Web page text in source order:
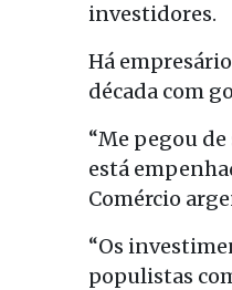
investidores.
Há
década com
“Me pegou
está
Comércio
“Os
populistas